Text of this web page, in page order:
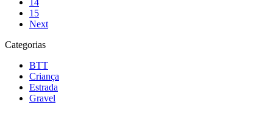
14
15
Next
Categorias
BTT
Criança
Estrada
Gravel